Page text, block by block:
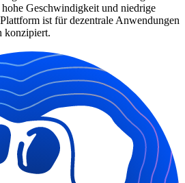
Geschwindigkeit und niedrige
ist für dezentrale Anwendungen
konzipiert.